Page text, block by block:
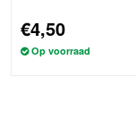
€4,50
Op voorraad